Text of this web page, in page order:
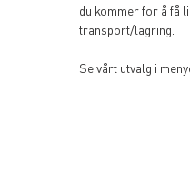
du kommer for å få
transport/lagring.
Se vårt utvalg i